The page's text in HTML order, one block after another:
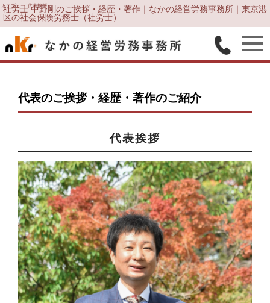
社労士 中野剛のご挨拶・経歴・著作｜なかの経営労務事務所｜東京港
区の社会保険労務士（社労士）
カテゴリー: 代表挨拶
代表のご挨拶・経歴・著作のご紹介
代表挨拶